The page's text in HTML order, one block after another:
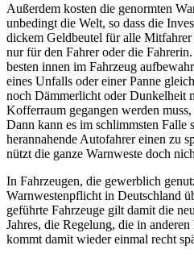
Außerdem kosten die genormten
unbedingt die Welt, so dass die
dickem Geldbeutel für alle
nur für den Fahrer oder die
besten innen im Fahrzeug
eines Unfalls oder einer Panne
noch Dämmerlicht oder Dunkelheit
Kofferraum gegangen werden
Dann kann es im schlimmsten Falle
herannahende Autofahrer einen zu
nützt die ganze Warnweste doch
In Fahrzeugen, die gewerblich
Warnwestenpflicht in Deutschland
geführte Fahrzeuge gilt damit die
Jahres, die Regelung, die in
kommt damit wieder einmal recht